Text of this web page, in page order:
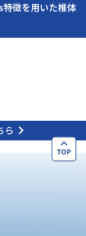
徴を用いた椎体
ら